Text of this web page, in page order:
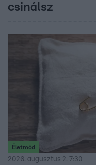
csinálsz
Életmód
2026. augusztus 2. 7:30